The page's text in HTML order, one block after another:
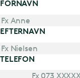
FORNAVN
EFTERNAVN
TELEFON